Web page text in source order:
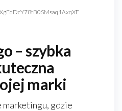
– szybka
marki
gdzie